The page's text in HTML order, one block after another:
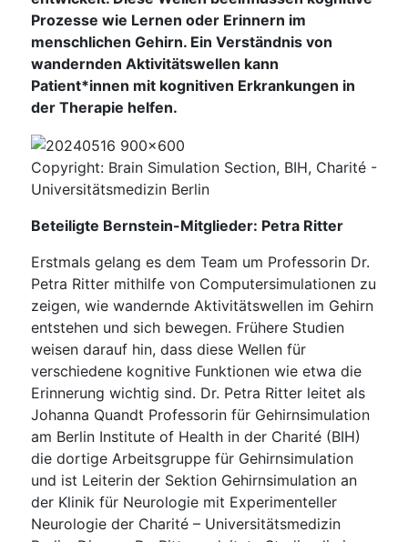
Prozesse wie Lernen oder Erinnern im
menschlichen Gehirn. Ein Verständnis von
wandernden Aktivitätswellen kann
Patient*innen mit kognitiven Erkrankungen in
der Therapie helfen.
Copyright: Brain Simulation Section, BIH, Charité -
Universitätsmedizin Berlin
Beteiligte Bernstein-Mitglieder: Petra Ritter
Erstmals gelang es dem Team um Professorin Dr.
Petra Ritter mithilfe von Computersimulationen zu
zeigen, wie wandernde Aktivitätswellen im Gehirn
entstehen und sich bewegen. Frühere Studien
weisen darauf hin, dass diese Wellen für
verschiedene kognitive Funktionen wie etwa die
Erinnerung wichtig sind. Dr. Petra Ritter leitet als
Johanna Quandt Professorin für Gehirnsimulation
am Berlin Institute of Health in der Charité (BIH)
die dortige Arbeitsgruppe für Gehirnsimulation
und ist Leiterin der Sektion Gehirnsimulation an
der Klinik für Neurologie mit Experimenteller
Neurologie der Charité – Universitätsmedizin